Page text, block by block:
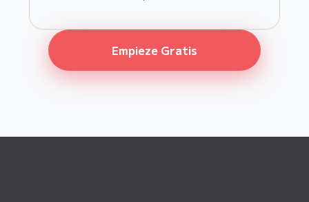
Empieze Gratis